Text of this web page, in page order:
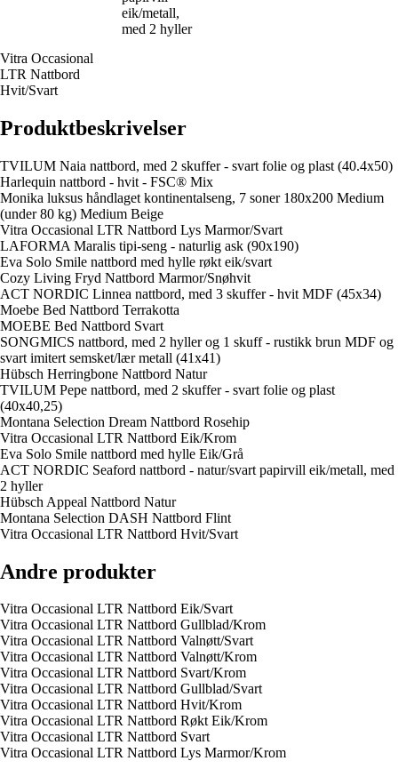
eik/metall,
med 2 hyller
Vitra Occasional
LTR Nattbord
Hvit/Svart
Produktbeskrivelser
TVILUM Naia nattbord, med 2 skuffer - svart folie og plast (40.4x50)
Harlequin nattbord - hvit - FSC® Mix
Monika luksus håndlaget kontinentalseng, 7 soner 180x200 Medium
(under 80 kg) Medium Beige
Vitra Occasional LTR Nattbord Lys Marmor/Svart
LAFORMA Maralis tipi-seng - naturlig ask (90x190)
Eva Solo Smile nattbord med hylle røkt eik/svart
Cozy Living Fryd Nattbord Marmor/Snøhvit
ACT NORDIC Linnea nattbord, med 3 skuffer - hvit MDF (45x34)
Moebe Bed Nattbord Terrakotta
MOEBE Bed Nattbord Svart
SONGMICS nattbord, med 2 hyller og 1 skuff - rustikk brun MDF og
svart imitert semsket/lær metall (41x41)
Hübsch Herringbone Nattbord Natur
TVILUM Pepe nattbord, med 2 skuffer - svart folie og plast
(40x40,25)
Montana Selection Dream Nattbord Rosehip
Vitra Occasional LTR Nattbord Eik/Krom
Eva Solo Smile nattbord med hylle Eik/Grå
ACT NORDIC Seaford nattbord - natur/svart papirvill eik/metall, med
2 hyller
Hübsch Appeal Nattbord Natur
Montana Selection DASH Nattbord Flint
Vitra Occasional LTR Nattbord Hvit/Svart
Andre produkter
Vitra Occasional LTR Nattbord Eik/Svart
Vitra Occasional LTR Nattbord Gullblad/Krom
Vitra Occasional LTR Nattbord Valnøtt/Svart
Vitra Occasional LTR Nattbord Valnøtt/Krom
Vitra Occasional LTR Nattbord Svart/Krom
Vitra Occasional LTR Nattbord Gullblad/Svart
Vitra Occasional LTR Nattbord Hvit/Krom
Vitra Occasional LTR Nattbord Røkt Eik/Krom
Vitra Occasional LTR Nattbord Svart
Vitra Occasional LTR Nattbord Lys Marmor/Krom